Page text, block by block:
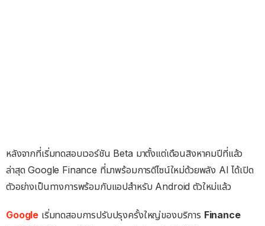
หลังจากที่เริ่มทดสอบเวอร์ชัน Beta มาตั้งแต่เดือนสิงหาคมปีที่แล้ว
ล่าสุด Google Finance ที่มาพร้อมการดีไซน์ใหม่ด้วยพลัง AI ได้เปิด
ตัวอย่างเป็นทางการพร้อมกับแอปสำหรับ Android ตัวใหม่แล้ว
Google เริ่มทดสอบการปรับปรุงครั้งใหญ่ของบริการ Finance